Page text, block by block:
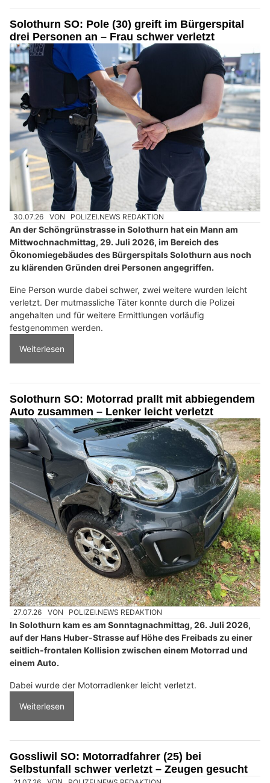
Solothurn SO: Pole (30) greift im Bürgerspital
drei Personen an – Frau schwer verletzt
30.07.26 VON POLIZEI.NEWS REDAKTION
An der Schöngrünstrasse in Solothurn hat ein Mann am
Mittwochnachmittag, 29. Juli 2026, im Bereich des
Ökonomiegebäudes des Bürgerspitals Solothurn aus noch
zu klärenden Gründen drei Personen angegriffen.
Eine Person wurde dabei schwer, zwei weitere wurden leicht
verletzt. Der mutmassliche Täter konnte durch die Polizei
angehalten und für weitere Ermittlungen vorläufig
festgenommen werden.
Weiterlesen
Solothurn SO: Motorrad prallt mit abbiegendem
Auto zusammen – Lenker leicht verletzt
27.07.26 VON POLIZEI.NEWS REDAKTION
In Solothurn kam es am Sonntagnachmittag, 26. Juli 2026,
auf der Hans Huber-Strasse auf Höhe des Freibads zu einer
seitlich-frontalen Kollision zwischen einem Motorrad und
einem Auto.
Dabei wurde der Motorradlenker leicht verletzt.
Weiterlesen
Gossliwil SO: Motorradfahrer (25) bei
Selbstunfall schwer verletzt – Zeugen gesucht